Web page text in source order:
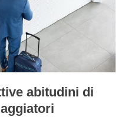
abitudini di